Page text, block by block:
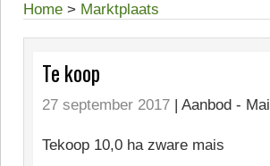
Home > Marktplaats
Te koop
27 september 2017 | Aanbod -
Tekoop 10,0 ha zware mais